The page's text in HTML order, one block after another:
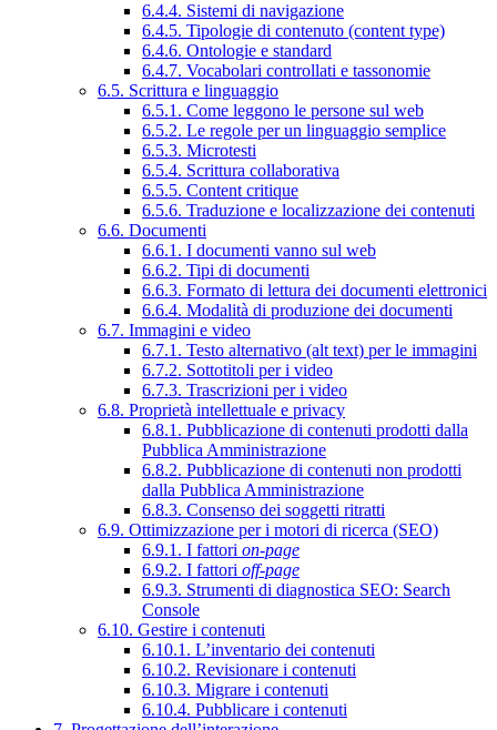
6.4.4. Sistemi di navigazione
6.4.5. Tipologie di contenuto (content type)
6.4.6. Ontologie e standard
6.4.7. Vocabolari controllati e tassonomie
6.5. Scrittura e linguaggio
6.5.1. Come leggono le persone sul web
6.5.2. Le regole per un linguaggio semplice
6.5.3. Microtesti
6.5.4. Scrittura collaborativa
6.5.5. Content critique
6.5.6. Traduzione e localizzazione dei contenuti
6.6. Documenti
6.6.1. I documenti vanno sul web
6.6.2. Tipi di documenti
6.6.3. Formato di lettura dei documenti elettronici
6.6.4. Modalità di produzione dei documenti
6.7. Immagini e video
6.7.1. Testo alternativo (alt text) per le immagini
6.7.2. Sottotitoli per i video
6.7.3. Trascrizioni per i video
6.8. Proprietà intellettuale e privacy
6.8.1. Pubblicazione di contenuti prodotti dalla
Pubblica Amministrazione
6.8.2. Pubblicazione di contenuti non prodotti
dalla Pubblica Amministrazione
6.8.3. Consenso dei soggetti ritratti
6.9. Ottimizzazione per i motori di ricerca (SEO)
6.9.1. I fattori on-page
6.9.2. I fattori off-page
6.9.3. Strumenti di diagnostica SEO: Search
Console
6.10. Gestire i contenuti
6.10.1. L’inventario dei contenuti
6.10.2. Revisionare i contenuti
6.10.3. Migrare i contenuti
6.10.4. Pubblicare i contenuti